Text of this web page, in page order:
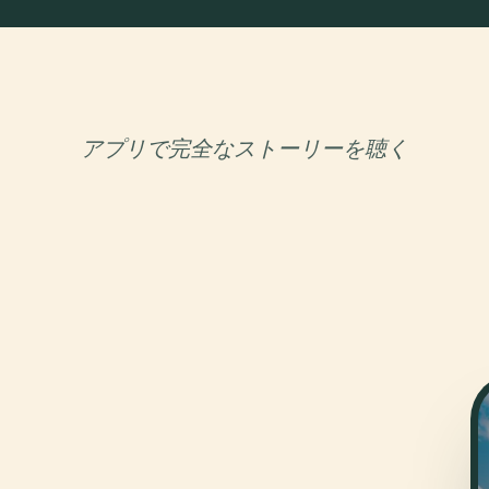
アプリで完全なストーリーを聴く